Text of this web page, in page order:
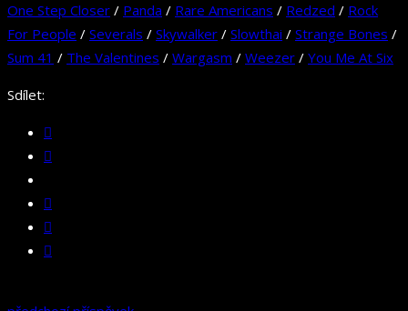
One Step Closer / Panda / Rare Americans / Redzed / Rock
For People / Severals / Skywalker / Slowthai / Strange Bones /
Sum 41 / The Valentines / Wargasm / Weezer / You Me At Six
Sdílet: